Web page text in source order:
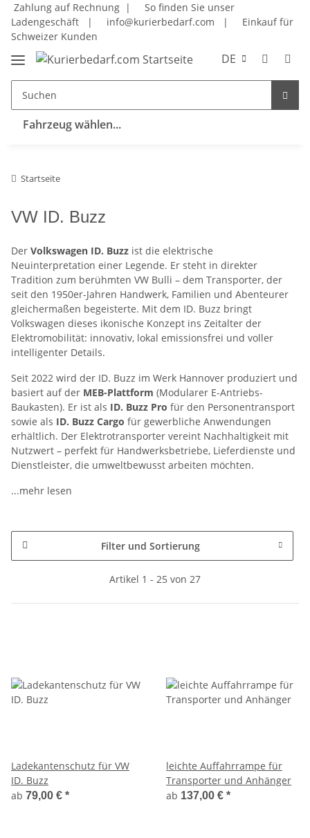
Zahlung auf Rechnung |
So finden Sie unser
Ladengeschäft
| info@kurierbedarf.com |
Einkauf für
Schweizer Kunden
DE
Fahrzeug wählen...
Startseite
VW ID. Buzz
Der Volkswagen ID. Buzz ist die elektrische
Neuinterpretation einer Legende. Er steht in direkter
Tradition zum berühmten VW Bulli – dem Transporter, der
seit den 1950er-Jahren Handwerk, Familien und Abenteurer
gleichermaßen begeisterte. Mit dem ID. Buzz bringt
Volkswagen dieses ikonische Konzept ins Zeitalter der
Elektromobilität: innovativ, lokal emissionsfrei und voller
intelligenter Details.
Seit 2022 wird der ID. Buzz im Werk Hannover produziert und
basiert auf der MEB-Plattform (Modularer E-Antriebs-
Baukasten). Er ist als ID. Buzz Pro für den Personentransport
sowie als ID. Buzz Cargo für gewerbliche Anwendungen
erhältlich. Der Elektrotransporter vereint Nachhaltigkeit mit
Nutzwert – perfekt für Handwerksbetriebe, Lieferdienste und
Dienstleister, die umweltbewusst arbeiten möchten.
...mehr lesen
Filter und Sortierung
Artikel 1 - 25 von 27
Ladekantenschutz für VW
ID. Buzz
ab 79,00 € *
leichte Auffahrrampe für
Transporter und Anhänger
ab 137,00 € *